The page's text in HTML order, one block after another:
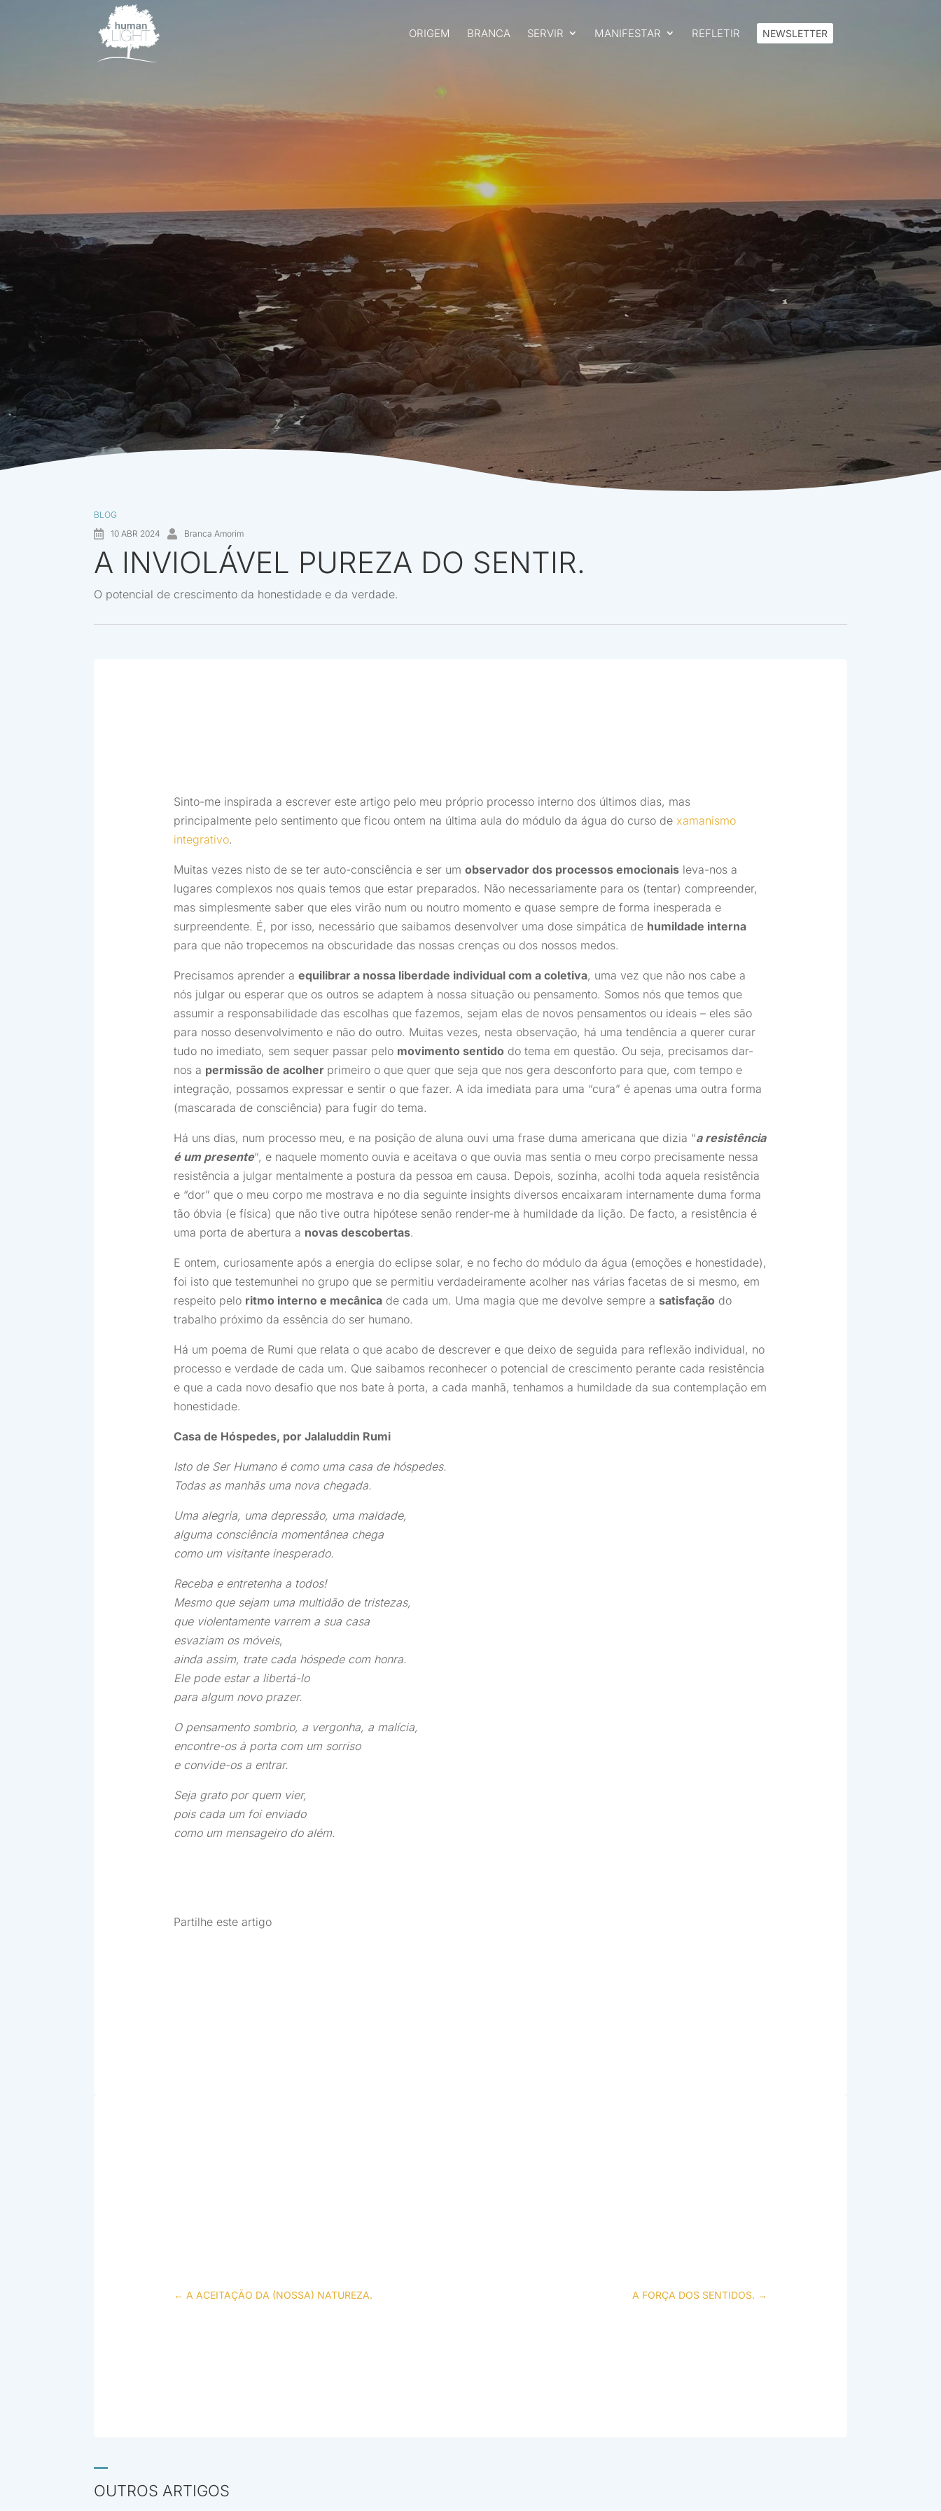
ORIGEM BRANCA SERVIR MANIFESTAR REFLETIR NEWSLETTER
BLOG
10 ABR 2024
Branca Amorim
A INVIOLÁVEL PUREZA DO SENTIR.
O potencial de crescimento da honestidade e da verdade.
Sinto-me inspirada a escrever este artigo pelo meu próprio processo interno dos últimos dias, mas
principalmente pelo sentimento que ficou ontem na última aula do módulo da água do curso dexamanismo
integrativo.
Muitas vezes nisto de se ter auto-consciência e ser umobservador dos processos emocionais leva-nos a
lugares complexos nos quais temos que estar preparados. Não necessariamente para os (tentar) compreender,
mas simplesmente saber que eles virão num ou noutro momento e quase sempre de forma inesperada e
surpreendente. É, por isso, necessário que saibamos desenvolver uma dose simpática de humildade interna
para que não tropecemos na obscuridade das nossas crenças ou dos nossos medos.
Precisamos aprender aequilibrar a nossa liberdade individual com a coletiva, uma vez que não nos cabe a
nós julgar ou esperar que os outros se adaptem à nossa situação ou pensamento. Somos nós que temos que
assumir a responsabilidade das escolhas que fazemos, sejam elas de novos pensamentos ou ideais – eles são
para nosso desenvolvimento e não do outro. Muitas vezes, nesta observação, há uma tendência a querer curar
tudo no imediato, sem sequer passar pelo movimento sentido do tema em questão. Ou seja, precisamos dar-
nos a permissão de acolher primeiro o que quer que seja que nos gera desconforto para que, com tempo e
integração, possamos expressar e sentir o que fazer. A ida imediata para uma “cura” é apenas uma outra forma
(mascarada de consciência) para fugir do tema.
Há uns dias, num processo meu, e na posição de aluna ouvi uma frase duma americana que dizia “a resistência
é um presente“, e naquele momento ouvia e aceitava o que ouvia mas sentia o meu corpo precisamente nessa
resistência a julgar mentalmente a postura da pessoa em causa. Depois, sozinha, acolhi toda aquela resistência
e “dor” que o meu corpo me mostrava e no dia seguinte insights diversos encaixaram internamente duma forma
tão óbvia (e física) que não tive outra hipótese senão render-me à humildade da lição. De facto, a resistência é
uma porta de abertura a novas descobertas.
E ontem, curiosamente após a energia do eclipse solar, e no fecho do módulo da água (emoções e honestidade),
foi isto que testemunhei no grupo que se permitiu verdadeiramente acolher nas várias facetas de si mesmo, em
respeito pelo ritmo interno e mecânica de cada um. Uma magia que me devolve sempre a satisfação do
trabalho próximo da essência do ser humano.
Há um poema de Rumi que relata o que acabo de descrever e que deixo de seguida para reflexão individual, no
processo e verdade de cada um. Que saibamos reconhecer o potencial de crescimento perante cada resistência
e que a cada novo desafio que nos bate à porta, a cada manhã, tenhamos a humildade da sua contemplação em
honestidade.
Casa de Hóspedes, por Jalaluddin Rumi
Isto de Ser Humano é como uma casa de hóspedes.
Todas as manhãs uma nova chegada.
Uma alegria, uma depressão, uma maldade,
alguma consciência momentânea chega
como um visitante inesperado.
Receba e entretenha a todos!
Mesmo que sejam uma multidão de tristezas,
que violentamente varrem a sua casa
esvaziam os móveis,
ainda assim, trate cada hóspede com honra.
Ele pode estar a libertá-lo
para algum novo prazer.
O pensamento sombrio, a vergonha, a malícia,
encontre-os à porta com um sorriso
e convide-os a entrar.
Seja grato por quem vier,
pois cada um foi enviado
como um mensageiro do além.
Partilhe este artigo
← A ACEITAÇÃO DA (NOSSA) NATUREZA. A FORÇA DOS SENTIDOS. →
OUTROS ARTIGOS